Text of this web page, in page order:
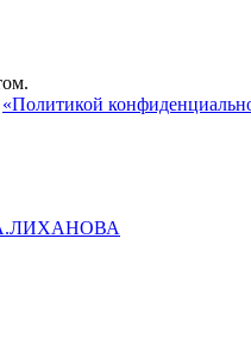
«Политикой